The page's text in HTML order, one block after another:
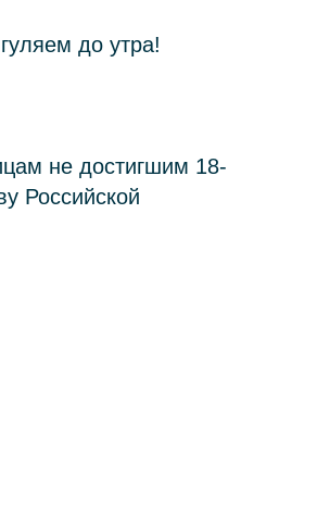
до утра!
не достигшим 18-
Российской